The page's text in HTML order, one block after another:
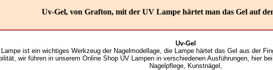
Uv-Gel, von Grafton, mit der UV Lampe härtet man das Gel auf
Uv-Gel
Lampe ist ein wichtiges Werkzeug der Nagelmodellage, die Lampe härtet das Gel aus der
wir führen in unserem Online Shop UV Lampen in verschiedenen Ausführungen, hier
Nagelpflege, Kunstnägel,